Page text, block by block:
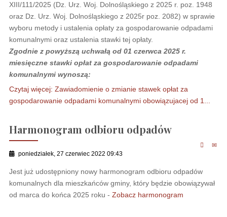
XIII/111/2025 (Dz. Urz. Woj. Dolnośląskiego z 2025 r. poz. 1948
oraz Dz. Urz. Woj. Dolnośląskiego z 2025r poz. 2082) w sprawie
wyboru metody i ustalenia opłaty za gospodarowanie odpadami
komunalnymi oraz ustalenia stawki tej opłaty.
Zgodnie z powyższą uchwałą od 01 czerwca 2025 r.
miesięczne stawki opłat za gospodarowanie odpadami
komunalnymi wynoszą:
Czytaj więcej: Zawiadomienie o zmianie stawek opłat za
gospodarowanie odpadami komunalnymi obowiązujacej od 1...
Harmonogram odbioru odpadów
poniedziałek, 27 czerwiec 2022 09:43
Jest już udostępniony nowy harmonogram odbioru odpadów
komunalnych dla mieszkańców gminy, który będzie obowiązywał
od marca do końca 2025 roku - Zobacz harmonogram